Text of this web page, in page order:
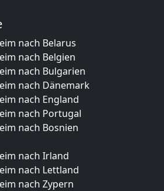
nach Belarus
nach Belgien
nach Bulgarien
nach Dänemark
nach England
nach Portugal
nach Bosnien
nach Irland
nach Lettland
nach Zypern